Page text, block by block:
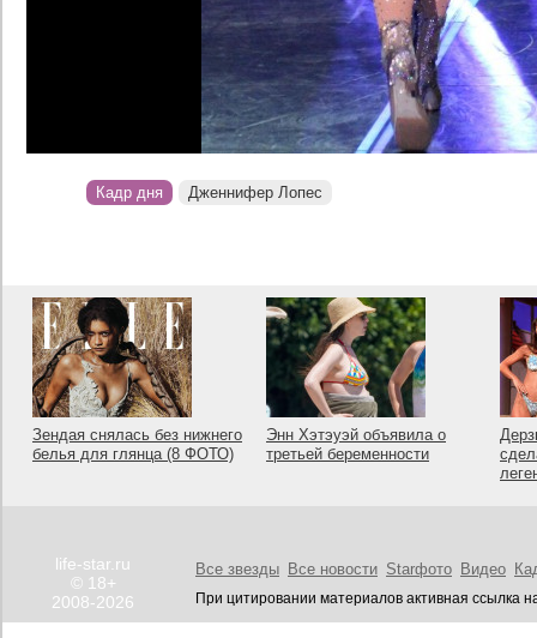
Кадр дня Дженнифер Лопес
Зендая снялась без нижнего
белья для глянца (8 ФОТО)
Энн Хэтэуэй объявила о
третьей беременности
life-star.ru
© 18+
2008-2026
Все звезды Все новости Starфото Видео
При цитировании материалов активная ссылка